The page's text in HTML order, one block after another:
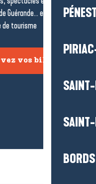
Guérande… en un clic ou dans
de tourisme
vos billets